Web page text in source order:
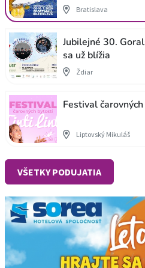
Bratislava
Jubilejné 30.
sa už blížia
Ždiar
Festival
Liptovský Mikuláš
VŠETKY PODUJATIA